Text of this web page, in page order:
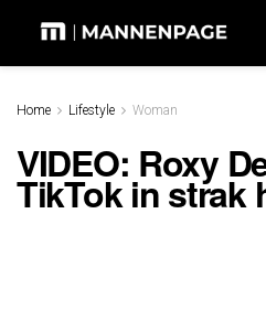
Home Lifestyle Woman
VIDEO: Roxy
TikTok in strak